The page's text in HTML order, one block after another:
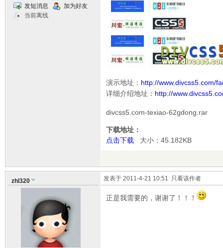
发短消息
加为好友
当前离线
演示地址： http://www.divcss5.com/
详细介绍地址： http://
divcss5.com-texiao-62gdong.rar
下载地址：
点击下载 大小：45.182KB
zhl320 发表于 2011-4-21 10:51 只看该作者
正是我需要的，谢谢了！！！